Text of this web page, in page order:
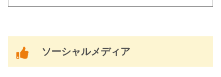
ソーシャルメディア